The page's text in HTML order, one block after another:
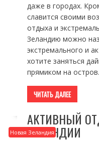
даже в городах.
славится своими
отдыха и
Зеландию можно
экстремального и
хотите заняться
прямиком на
ЧИТАТЬ ДАЛЕЕ
Новая Зеландия
АКТИВНЫЙ
ЗЕЛАНДИИ